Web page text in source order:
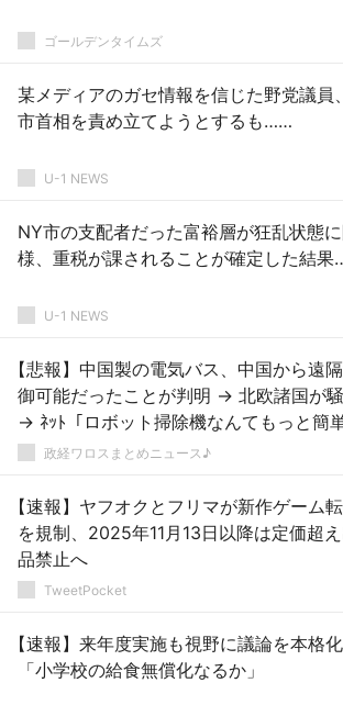
ゴールデンタイムズ
某メディアのガセ情報を信じた野党議員
市首相を責め立てようとするも……
U-1 NEWS
NY市の支配者だった富裕層が狂乱状態
様、重税が課されることが確定した結
U-1 NEWS
【悲報】中国製の電気バス、中国から遠
御可能だったことが判明 → 北欧諸国が
→ ﾈｯﾄ「ロボット掃除機なんてもっと簡
「大阪で大量購入したバスも…」ｗｗｗ
政経ワロスまとめニュース♪
【速報】ヤフオクとフリマが新作ゲーム
を規制、2025年11月13日以降は定価超
品禁止へ
TweetPocket
【速報】来年度実施も視野に議論を本格化
「小学校の給食無償化なるか」